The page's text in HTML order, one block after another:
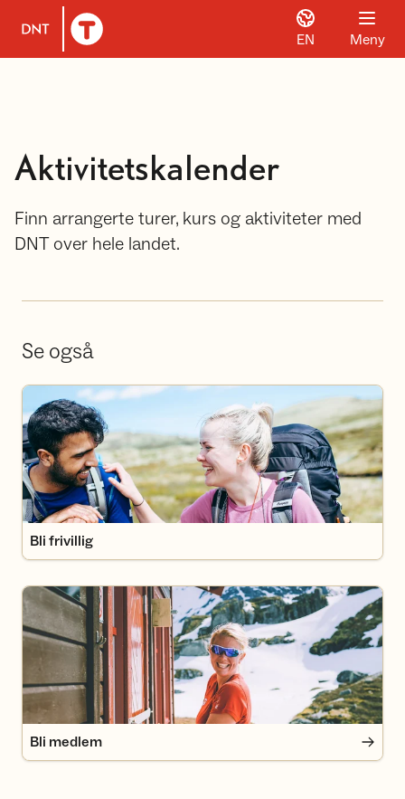
Til DNT.no forside
EN Meny
Aktivitetskalender
Finn arrangerte turer, kurs og aktiviteter med
DNT over hele landet.
Se også
Bli frivillig
Bli frivillig
Bli medlem
Bli medlem